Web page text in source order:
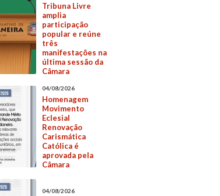
Tribuna Livre
amplia
participação
popular e reúne
três
manifestações na
última sessão da
Câmara
04/08/2026
Homenagem
Movimento
Eclesial
Renovação
Carismática
Católica é
aprovada pela
Câmara
04/08/2026